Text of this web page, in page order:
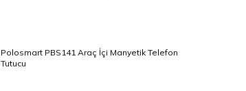
Polosmart PBS141 Araç İçi Manyetik Telefon
Tutucu